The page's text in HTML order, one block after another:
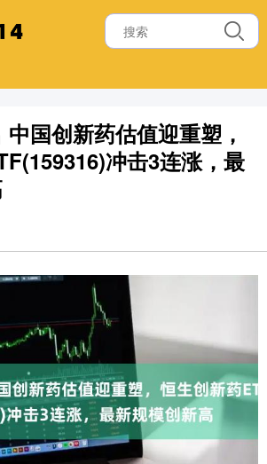
国创新药估值迎重塑，
冲击3连涨，最